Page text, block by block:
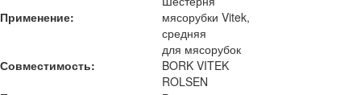
Применение:
мясорубки Vitek,
средняя
Совместимость:
для мясорубок
BORK VITEK
ROLSEN